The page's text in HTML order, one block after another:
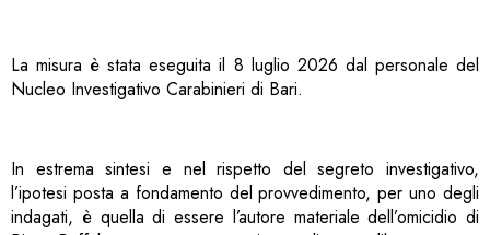
La misura è stata eseguita il 8 luglio 2026 dal personale del
Nucleo Investigativo Carabinieri di Bari.
In estrema sintesi e nel rispetto del segreto investigativo,
l’ipotesi posta a fondamento del provvedimento, per uno degli
indagati, è quella di essere l’autore materiale dell’omicidio di